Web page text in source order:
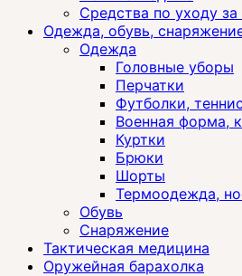
Средства по уходу
Одежда, обувь,
Одежда
Головные уборы
Перчатки
Футболки,
Военная форма,
Куртки
Брюки
Шорты
Термоодежда,
Обувь
Снаряжение
Тактическая медицина
Оружейная барахолка